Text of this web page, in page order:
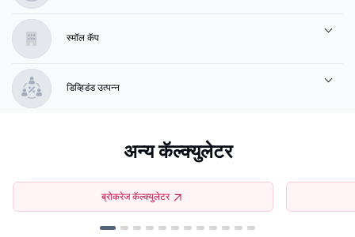
स्मॉल कॅप
डिव्हिडंड उत्पन्न
अन्य कॅल्क्युलेटर
ब्रोकरेज कॅल्क्युलेटर